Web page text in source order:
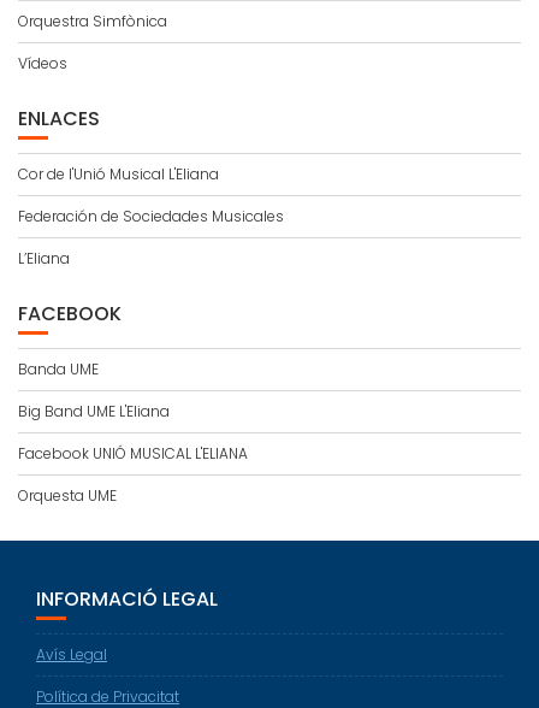
Orquestra Simfònica
Vídeos
ENLACES
Cor de l'Unió Musical L'Eliana
Federación de Sociedades Musicales
L’Eliana
FACEBOOK
Banda UME
Big Band UME L'Eliana
Facebook UNIÓ MUSICAL L'ELIANA
Orquesta UME
INFORMACIÓ LEGAL
Avís Legal
Política de Privacitat